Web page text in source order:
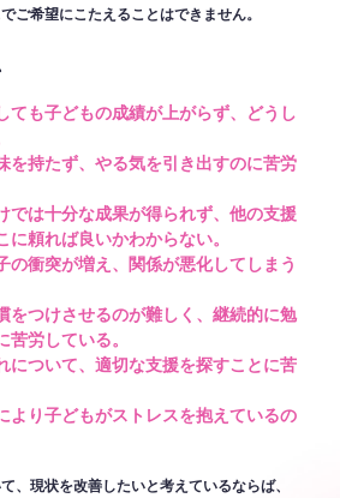
ご希望にこたえることはできません。
ても子どもの成績が上がらず、どうし
を持たず、やる気を引き出すのに苦労
では十分な成果が得られず、他の支援
に頼れば良いかわからない。
の衝突が増え、関係が悪化してしまう
をつけさせるのが難しく、継続的に勉
労している。
について、適切な支援を探すことに苦
より子どもがストレスを抱えているの
、現状を改善したいと考えているならば、